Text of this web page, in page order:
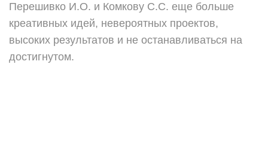
Перешивко И.О. и Комкову С.С. еще больше
креативных идей, невероятных проектов,
высоких результатов и не останавливаться на
достигнутом.